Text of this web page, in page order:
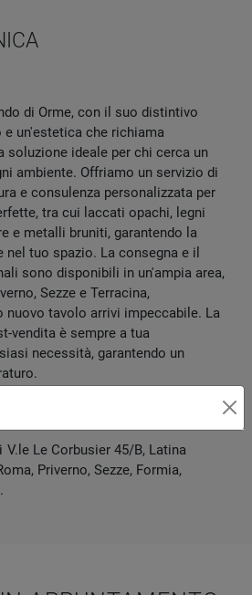
di Orme, con il suo distintivo
un'estetica che richiama
soluzione ideale per chi cerca un
ambiente. Offriamo un servizio di
e consulenza personalizzata per
tra cui laccati opachi, legni
e metalli bruniti, garantendo la
tuo spazio. La consegna e il
sono disponibili in un'ampia area,
Sezze e Terracina,
nuovo tavolo arrivi impeccabile. La
vendita è sempre a tua
necessità, garantendo un
V.le Le Corbusier 45/B, Latina
Priverno, Sezze, Formia,